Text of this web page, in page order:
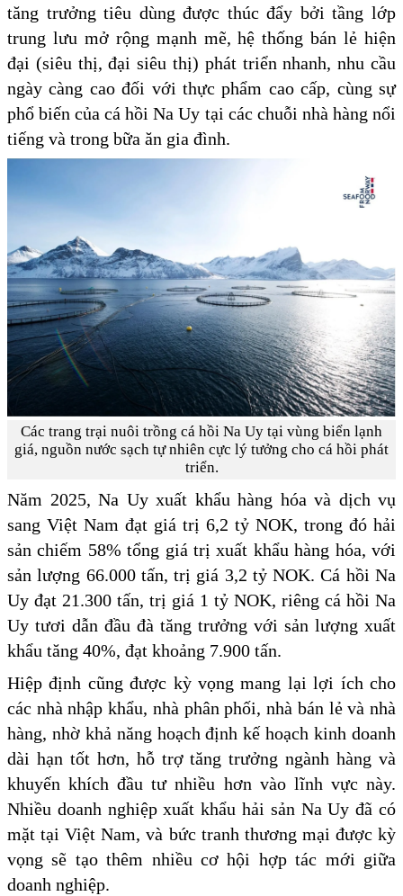
tăng trưởng tiêu dùng được thúc đẩy bởi tầng lớp
trung lưu mở rộng mạnh mẽ, hệ thống bán lẻ hiện
đại (siêu thị, đại siêu thị) phát triển nhanh, nhu cầu
ngày càng cao đối với thực phẩm cao cấp, cùng sự
phổ biến của cá hồi Na Uy tại các chuỗi nhà hàng nổi
tiếng và trong bữa ăn gia đình.
Các trang trại nuôi trồng cá hồi Na Uy tại vùng biển lạnh
giá, nguồn nước sạch tự nhiên cực lý tưởng cho cá hồi phát
triển.
Năm 2025, Na Uy xuất khẩu hàng hóa và dịch vụ
sang Việt Nam đạt giá trị 6,2 tỷ NOK, trong đó hải
sản chiếm 58% tổng giá trị xuất khẩu hàng hóa, với
sản lượng 66.000 tấn, trị giá 3,2 tỷ NOK. Cá hồi Na
Uy đạt 21.300 tấn, trị giá 1 tỷ NOK, riêng cá hồi Na
Uy tươi dẫn đầu đà tăng trưởng với sản lượng xuất
khẩu tăng 40%, đạt khoảng 7.900 tấn.
Hiệp định cũng được kỳ vọng mang lại lợi ích cho
các nhà nhập khẩu, nhà phân phối, nhà bán lẻ và nhà
hàng, nhờ khả năng hoạch định kế hoạch kinh doanh
dài hạn tốt hơn, hỗ trợ tăng trưởng ngành hàng và
khuyến khích đầu tư nhiều hơn vào lĩnh vực này.
Nhiều doanh nghiệp xuất khẩu hải sản Na Uy đã có
mặt tại Việt Nam, và bức tranh thương mại được kỳ
vọng sẽ tạo thêm nhiều cơ hội hợp tác mới giữa
doanh nghiệp.